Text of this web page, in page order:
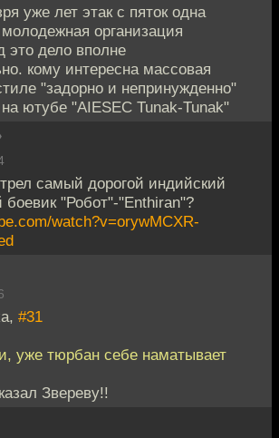
уже лет этак с пяток одна
организация
это дело вполне
кому интересна массовая
"задорно и непринужденно"
на ютубе "AIESEC Tunak-Tunak"
самый дорогой индийский
боевик "Робот"-"Enthiran"?
watch?v=orywMCXR-
#31
уже тюрбан себе наматывает
Звереву!!